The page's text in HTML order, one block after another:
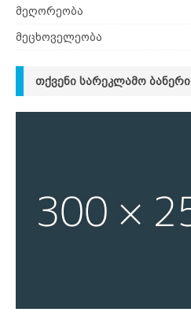
მეღორეობა
მეცხოველეობა
ᲗᲥᲕᲔᲜᲘ ᲡᲐᲠᲔᲙᲚᲐᲛᲝ ᲑᲐᲜᲔᲠᲘ